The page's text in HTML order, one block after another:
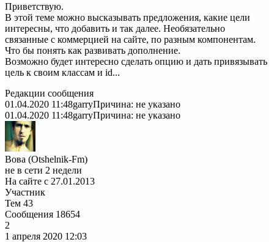
Приветствую.
В этой теме можно высказывать предложения, какие цели
интересны, что добавить и так далее. Необязательно
связанные с коммерцией на сайте, по разным компонентам.
Что бы понять как развивать дополнение.
Возможно будет интересно сделать опцию и дать привязывать
цель к своим классам и id...
Редакции сообщения
01.04.2020 11:48garryПричина: не указано
01.04.2020 11:48garryПричина: не указано
Вова (Otshelnik-Fm)
не в сети 2 недели
На сайте с 27.01.2013
Участник
Тем 43
Сообщения 18654
2
1 апреля 2020 12:03